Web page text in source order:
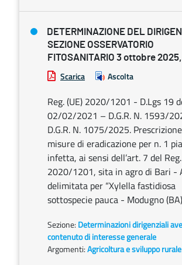
DETERMINAZIONE DEL
SEZIONE OSSERVATORIO
FITOSANITARIO 3 ottobre
Scarica Ascolta
Reg. (UE) 2020/1201 - D.Lgs 19
02/02/2021 – D.G.R. N. 1593/
D.G.R. N. 1075/2025.
misure di eradicazione per n. 1
infetta, ai sensi dell’art. 7 del
2020/1201, sita in agro di Bari -
delimitata per “Xylella fastidiosa
sottospecie pauca - Modugno
Sezione: Determinazioni dirigenziali
contenuto di interesse generale
Argomenti:Agricoltura e sviluppo rurale